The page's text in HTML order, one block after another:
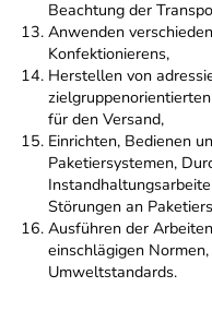
Beachtung der
Anwenden
Konfektionierens,
Herstellen von
für den Versand,
Einrichten, Bedienen
Paketiersystemen,
Störungen an
Ausführen der
einschlägigen
Umweltstandards.